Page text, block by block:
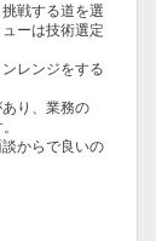
戦する道を選
ーは技術選定
レンジをする
り、業務の
からで良いの